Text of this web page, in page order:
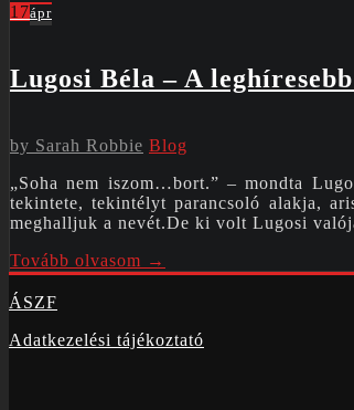
17ápr
Lugosi Béla – A
by Sarah Robbie Blog
„Soha nem iszom…bort.” – mondta
tekintete, tekintélyt parancsoló alakja,
meghalljuk a nevét.De ki volt Lugosi
Tovább olvasom →
ÁSZF
Adatkezelési tájékoztató